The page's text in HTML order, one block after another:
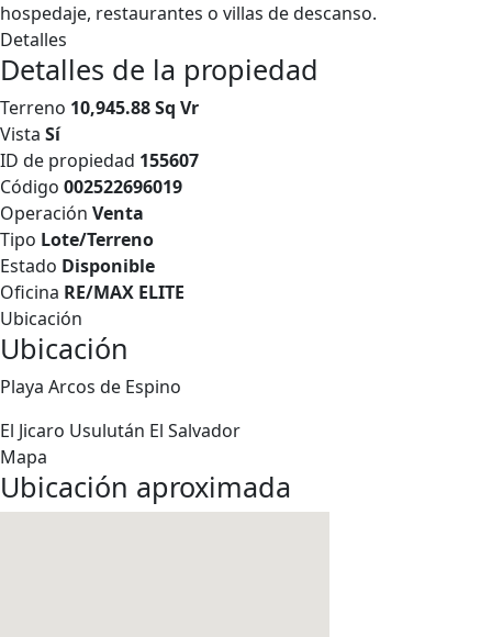
hospedaje, restaurantes o villas de descanso.
Detalles
Detalles de la propiedad
Terreno 10,945.88 Sq Vr
Vista Sí
ID de propiedad 155607
Código 002522696019
Operación Venta
Tipo Lote/Terreno
Estado Disponible
Oficina RE/MAX ELITE
Ubicación
Ubicación
Playa Arcos de Espino
El Jicaro Usulután El Salvador
Mapa
Ubicación aproximada